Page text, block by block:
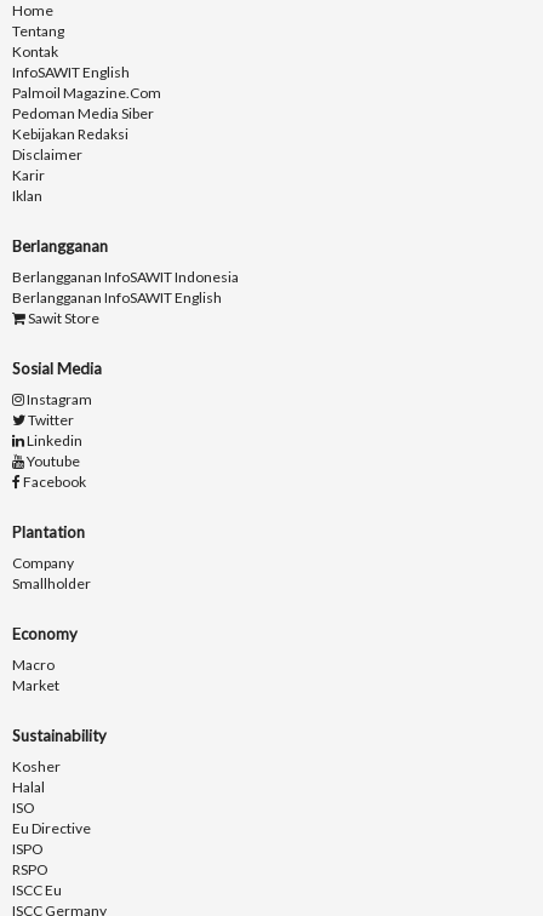
Home
Tentang
Kontak
InfoSAWIT English
Palmoil Magazine.com
Pedoman Media Siber
Kebijakan Redaksi
Disclaimer
Karir
Iklan
Berlangganan
Berlangganan InfoSAWIT Indonesia
Berlangganan InfoSAWIT English
Sawit Store
Sosial Media
Instagram
Twitter
Linkedin
Youtube
Facebook
Plantation
Company
Smallholder
Economy
Macro
Market
Sustainability
Kosher
Halal
ISO
Eu Directive
ISPO
RSPO
ISCC Eu
ISCC Germany